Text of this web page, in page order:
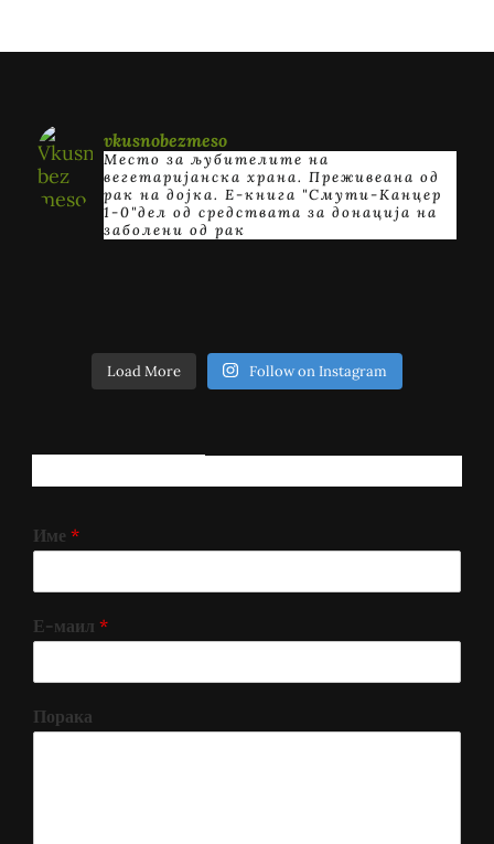
vkusnobezmeso
Место за љубителите на
вегетаријанска храна. Преживеана од
рак на дојка. E-книга "Смути-Канцер
1-0"дел од средствата за донација на
заболени од рак
Load More Follow on Instagram
Име *
Е-маил *
Порака